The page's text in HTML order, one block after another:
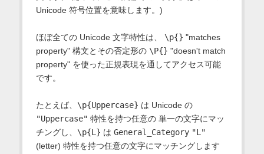
Unicode 符号位置を意味します。)
ほぼ全ての Unicode 文字特性は、 \p{} "matches
property" 構文とその否定形の \P{} "doesn't match
property" を使った正規表現を通してアクセス可能
です。
たとえば、 \p{Uppercase} は Unicode の
"Uppercase" 特性を持つ任意の 単一の文字にマッ
チングし、 \p{L} は General_Category "L"
(letter) 特性を持つ任意の文字にマッチングします